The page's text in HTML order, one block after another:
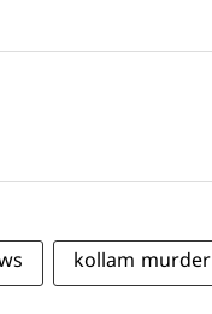
kollam murder